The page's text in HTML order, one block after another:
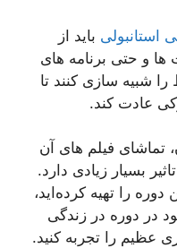
استانبولی باید از
و حتی برنامه های
شبیه سازی کنند تا
عادت کند.
تماشای فیلم های آن
بسیار زیادی دارد.
دوره را تهیه کرده‌اید،
در دوره در زندگی
عظیم را تجربه کنید.